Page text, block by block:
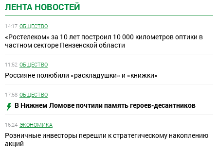
ЛЕНТА НОВОСТЕЙ
14:17 ОБЩЕСТВО
«Ростелеком» за 10 лет построил 10 000 километров оптики в
частном секторе Пензенской области
11:52 ОБЩЕСТВО
Россияне полюбили «раскладушки» и «книжки»
17:58 ОБЩЕСТВО
В Нижнем Ломове почтили память героев-десантников
16:24 ЭКОНОМИКА
Розничные инвесторы перешли к стратегическому накоплению
акций